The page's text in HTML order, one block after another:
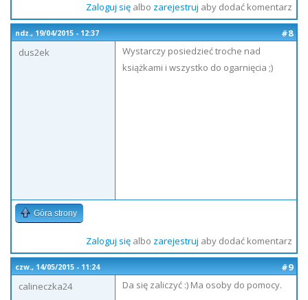
Zaloguj sięalbo zarejestruj aby dodać komentarz
ndz., 19/04/2015 - 12:37
#8
dus2ek
Wystarczy posiedzieć troche nad
książkami i wszystko do ogarnięcia ;)
Góra strony
Zaloguj sięalbo zarejestruj aby dodać komentarz
czw., 14/05/2015 - 11:24
#9
calineczka24
Da się zaliczyć :) Ma osoby do pomocy.